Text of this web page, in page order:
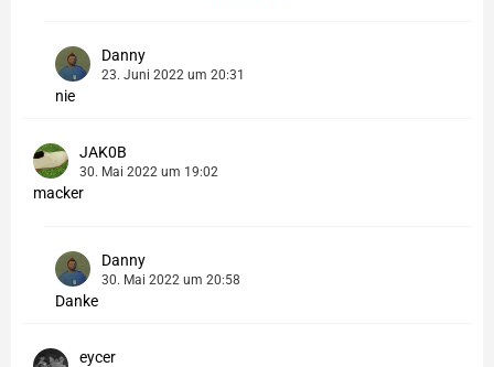
Danny
23. Juni 2022 um 20:31
nie
JAK0B
30. Mai 2022 um 19:02
macker
Danny
30. Mai 2022 um 20:58
Danke
eycer